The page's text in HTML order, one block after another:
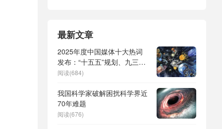
最新文章
2025年度中国媒体十大热词
发布：“十五五”规划、九三阅
兵、全球治理倡议、
形机器人、苏超、票根经济、
育儿补贴、科学素养、网络生
态治理
阅读(684)
我国科学家破解困扰科学界近
70年难题
阅读(676)